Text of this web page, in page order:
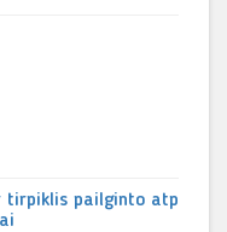
tirpiklis pailginto atp